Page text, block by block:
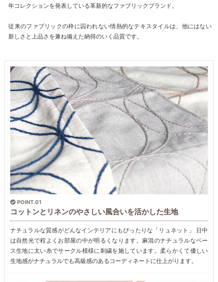
年コレクションを発表している革新的なファブリックブランド。
従来のファブリックの枠に囚われない情熱的なテキスタイルは、他にはない
新しさと上品さを兼ね備えた納得のいく品質です。
POINT.01
コットンとリネンのやさしい風合いを活かした生地
ナチュラルな質感がどんなインテリアにもぴったりな「リュネット」 日中
は自然光で程よくお部屋の中が明るくなります。麻混のナチュラルなベー
ス生地に太い糸でサークル模様に刺繍を施しています。柔らかくて優しい
生地感がナチュラルでも高級感のあるコーディネートに仕上がります。